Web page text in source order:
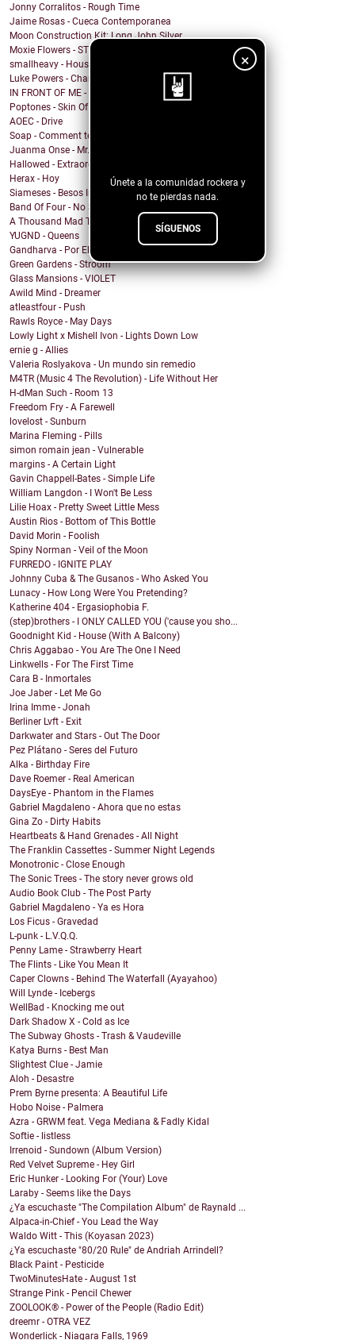
×
Únete a la comunidad rockera y
no te pierdas nada.
SÍGUENOS
Jonny Corralitos - Rough Time
Jaime Rosas - Cueca Contemporanea
Moon Construction Kit: Long John Silver
Moxie Flowers - STARSTRUCK.
smallheavy - House of Cards
Luke Powers - Champagne Taste
IN FRONT OF ME - Intrusive Thoughts
Poptones - Skin Of Sea
AOEC - Drive
Soap - Comment te dire adieu
Juanma Onse - Mr. Robot
Hallowed - Extraordinary Boy
Herax - Hoy
Siameses - Besos Inconexos
Band Of Four - No Sound
A Thousand Mad Things - Girl
YUGND - Queens
Gandharva - Por El Rockanroll
Green Gardens - Stroom
Glass Mansions - VIOLET
Awild Mind - Dreamer
atleastfour - Push
Rawls Royce - May Days
Lowly Light x Mishell Ivon - Lights Down Low
ernie g - Allies
Valeria Roslyakova - Un mundo sin remedio
M4TR (Music 4 The Revolution) - Life Without Her
H-dMan Such - Room 13
Freedom Fry - A Farewell
lovelost - Sunburn
Marina Fleming - Pills
simon romain jean - Vulnerable
margins - A Certain Light
Gavin Chappell-Bates - Simple Life
William Langdon - I Won't Be Less
Lilie Hoax - Pretty Sweet Little Mess
Austin Rios - Bottom of This Bottle
David Morin - Foolish
Spiny Norman - Veil of the Moon
FURREDO - IGNITE PLAY
Johnny Cuba & The Gusanos - Who Asked You
Lunacy - How Long Were You Pretending?
Katherine 404 - Ergasiophobia F.
(step)brothers - I ONLY CALLED YOU ('cause you sho...
Goodnight Kid - House (With A Balcony)
Chris Aggabao - You Are The One I Need
Linkwells - For The First Time
Cara B - Inmortales
Joe Jaber - Let Me Go
Irina Imme - Jonah
Berliner Lvft - Exit
Darkwater and Stars - Out The Door
Pez Plátano - Seres del Futuro
Alka - Birthday Fire
Dave Roemer - Real American
DaysEye - Phantom in the Flames
Gabriel Magdaleno - Ahora que no estas
Gina Zo - Dirty Habits
Heartbeats & Hand Grenades - All Night
The Franklin Cassettes - Summer Night Legends
Monotronic - Close Enough
The Sonic Trees - The story never grows old
Audio Book Club - The Post Party
Gabriel Magdaleno - Ya es Hora
Los Ficus - Gravedad
L-punk - L.V.Q.Q.
Penny Lame - Strawberry Heart
The Flints - Like You Mean It
Caper Clowns - Behind The Waterfall (Ayayahoo)
Will Lynde - Icebergs
WellBad - Knocking me out
Dark Shadow X - Cold as Ice
The Subway Ghosts - Trash & Vaudeville
Katya Burns - Best Man
Slightest Clue - Jamie
Aloh - Desastre
Prem Byrne presenta: A Beautiful Life
Hobo Noise - Palmera
Azra - GRWM feat. Vega Mediana & Fadly Kidal
Softie - listless
Irrenoid - Sundown (Album Version)
Red Velvet Supreme - Hey Girl
Eric Hunker - Looking For (Your) Love
Laraby - Seems like the Days
¿Ya escuchaste "The Compilation Album" de Raynald ...
Alpaca-in-Chief - You Lead the Way
Waldo Witt - This (Koyasan 2023)
¿Ya escuchaste "80/20 Rule" de Andriah Arrindell?
Black Paint - Pesticide
TwoMinutesHate - August 1st
Strange Pink - Pencil Chewer
ZOOLOOK® - Power of the People (Radio Edit)
dreemr - OTRA VEZ
Wonderlick - Niagara Falls, 1969